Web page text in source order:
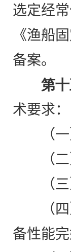
选定经
《渔船
备案。
第
术要求：
（
（
（
（
备性能完